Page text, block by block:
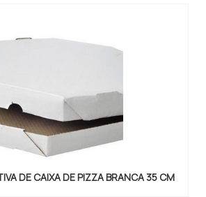
DE CAIXA DE PIZZA BRANCA 35 CM